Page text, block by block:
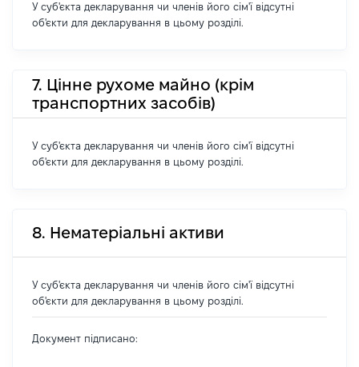
У суб'єкта декларування чи членів його сім'ї відсутні
об'єкти для декларування в цьому розділі.
7. Цінне рухоме майно (крім
транспортних засобів)
У суб'єкта декларування чи членів його сім'ї відсутні
об'єкти для декларування в цьому розділі.
8. Нематеріальні активи
У суб'єкта декларування чи членів його сім'ї відсутні
об'єкти для декларування в цьому розділі.
Документ підписано: